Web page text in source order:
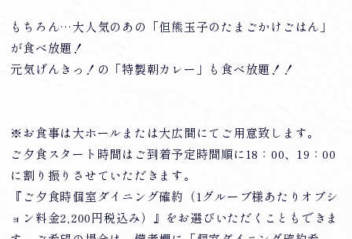
もちろん…大人気のあの「但熊玉子のたまごかけごはん」
が食べ放題！
元気げんきっ！の「特製朝カレー」も食べ放題！！
※お食事は大ホールまたは大広間にてご用意致します。
ご夕食スタート時間はご到着予定時間順に18：00、19：00
に割り振りさせていただきます。
『ご夕食時個室ダイニング確約（1グループ様あたりオプシ
ョン料金2,200円税込み）』をお選びいただくこともできま